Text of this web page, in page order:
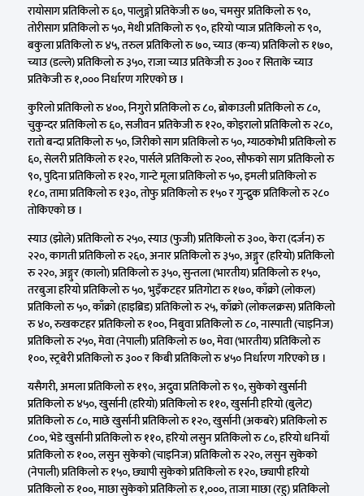
रायोसाग प्रतिकिलो रु ६०, पालुङ्गो प्रतिकेजी रु ७०, चमसुर प्रतिकिलो रु ९०,
तोरीसाग प्रतिकिलो रु ५०, मेथी प्रतिकिलो रु ९०, हरियो प्याज प्रतिकिलो रु ९०,
बकुला प्रतिकिलो रु ४५, तरुल प्रतिकिलो रु ७०, च्याउ (कन्य) प्रतिकिलो रु १७०,
च्याउ (डल्ले) प्रतिकिलो रु ३५०, राजा च्याउ प्रतिकेजी रु ३०० र सिताके च्याउ
प्रतिकेजी रु १,००० निर्धारण गरिएको छ ।
कुरिलो प्रतिकिलो रु ४००, निगुरो प्रतिकिलो रु ८०, ब्रोकाउली प्रतिकिलो रु ८०,
चुकुन्दर प्रतिकिलो रु ६०, सजीवन प्रतिकेजी रु १२०, कोइरालो प्रतिकिलो रु २८०,
रातो बन्दा प्रतिकिलो रु ५०, जिरीको साग प्रतिकिलो रु ५०, ग्याठकोभी प्रतिकिलो रु
६०, सेलरी प्रतिकिलो रु १२०, पार्सले प्रतिकिलो रु २००, सौफको साग प्रतिकिलो रु
९०, पुदिना प्रतिकिलो रु १२०, गान्टे मूला प्रतिकिलो रु ५०, इमली प्रतिकिलो रु
१८०, तामा प्रतिकिलो रु १३०, तोफु प्रतिकिलो रु १५० र गुन्द्रुक प्रतिकिलो रु २८०
तोकिएको छ ।
स्याउ (झोले) प्रतिकिलो रु २५०, स्याउ (फुजी) प्रतिकिलो रु ३००, केरा (दर्जन) रु
२२०, कागती प्रतिकिलो रु २६०, अनार प्रतिकिलो रु ३५०, अङ्गुर (हरियो) प्रतिकिलो
रु २२०, अङ्गुर (कालो) प्रतिकिलो रु ३५०, सुन्तला (भारतीय) प्रतिकिलो रु १५०,
तरबुजा हरियो प्रतिकिलो रु ५०, भुइँकटहर प्रतिगोटा रु १७०, काँक्रो (लोकल)
प्रतिकिलो रु ५०, काँक्रो (हाइब्रिड) प्रतिकिलो रु २५, काँक्रो (लोकलक्रस) प्रतिकिलो
रु ४०, रुखकटहर प्रतिकिलो रु १००, निबुवा प्रतिकिलो रु ८०, नास्पाती (चाइनिज)
प्रतिकिलो रु २५०, मेवा (नेपाली) प्रतिकिलो रु ७०, मेवा (भारतीय) प्रतिकिलो रु
१००, स्ट्रबेरी प्रतिकिलो रु ३०० र किबी प्रतिकिलो रु ४५० निर्धारण गरिएको छ ।
यसैगरी, अमला प्रतिकिलो रु १९०, अदुवा प्रतिकिलो रु ९०, सुकेको खुर्सानी
प्रतिकिलो रु ४५०, खुर्सानी (हरियो) प्रतिकिलो रु ११०, खुर्सानी हरियो (बुलेट)
प्रतिकिलो रु ८०, माछे खुर्सानी प्रतिकिलो रु १२०, खुर्सानी (अकबरे) प्रतिकिलो रु
८००, भेडे खुर्सानी प्रतिकिलो रु ११०, हरियो लसुन प्रतिकिलो रु ८०, हरियो धनियाँ
प्रतिकिलो रु १००, लसुन सुकेको (चाइनिज) प्रतिकिलो रु २२०, लसुन सुकेको
(नेपाली) प्रतिकिलो रु १५०, छ्यापी सुकेको प्रतिकिलो रु १२०, छ्यापी हरियो
प्रतिकिलो रु १००, माछा सुकेको प्रतिकिलो रु १,०००, ताजा माछा (रहु) प्रतिकिलो